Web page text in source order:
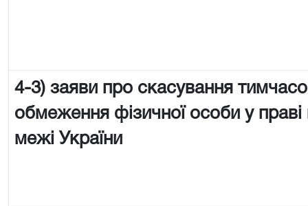
4-3) заяви про скасування
обмеження фізичної особи у праві
межі України